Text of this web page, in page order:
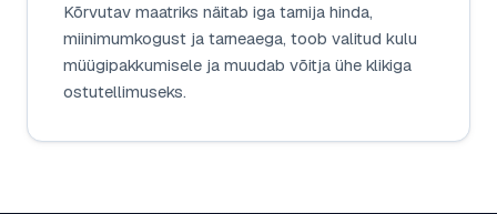
Kõrvutav maatriks näitab iga tarnija hinda,
miinimumkogust ja tarneaega, toob valitud kulu
müügipakkumisele ja muudab võitja ühe klikiga
ostutellimuseks.